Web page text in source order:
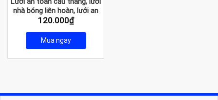
nhà bóng liên hoàn, lưới an
toàn hồ bơi
120.000₫
Mua ngay